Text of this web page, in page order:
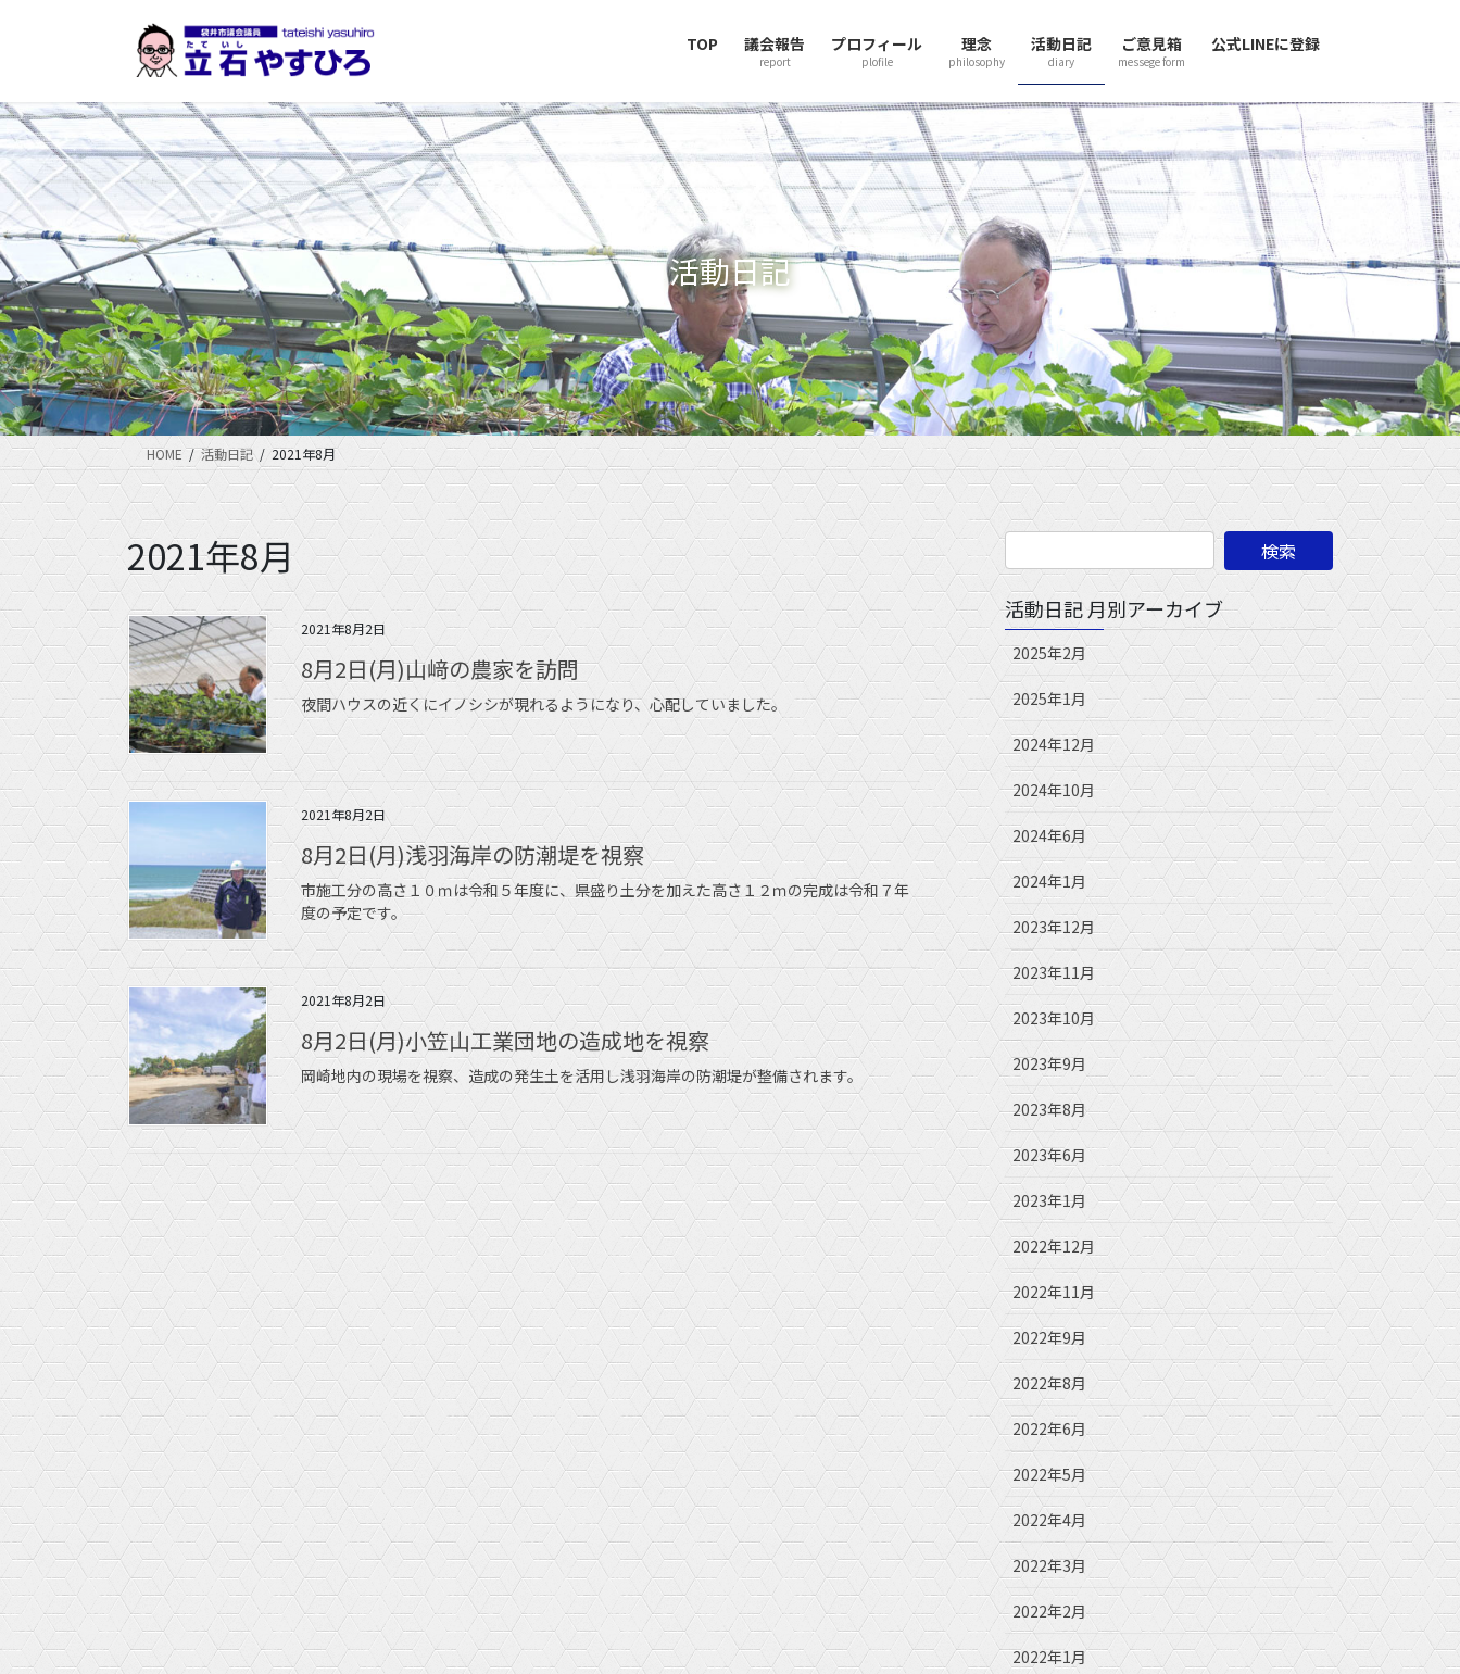
ツ
に
移
動
シ
ョ
ン
に
移
動
TOP 議会報告
report
プロフィール
plofile
理念
philosophy
活動日記
diary
ご意見箱
messege form
公式LINEに登録
活動日記
HOME 活動日記 2021年8月
2021年8月
2021年8月2日
8月2日(月)山﨑の農家を訪問
夜間ハウスの近くにイノシシが現れるようになり、心配していました。
2021年8月2日
8月2日(月)浅羽海岸の防潮堤を視察
市施工分の高さ１０ｍは令和５年度に、県盛り土分を加えた高さ１２ｍの完成は令和７年
度の予定です。
2021年8月2日
8月2日(月)小笠山工業団地の造成地を視察
岡崎地内の現場を視察、造成の発生土を活用し浅羽海岸の防潮堤が整備されます。
活動日記 月別アーカイブ
2025年2月
2025年1月
2024年12月
2024年10月
2024年6月
2024年1月
2023年12月
2023年11月
2023年10月
2023年9月
2023年8月
2023年6月
2023年1月
2022年12月
2022年11月
2022年9月
2022年8月
2022年6月
2022年5月
2022年4月
2022年3月
2022年2月
2022年1月